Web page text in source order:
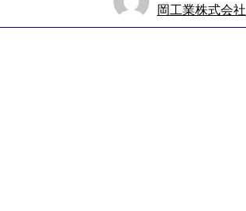
岡工業株式会社